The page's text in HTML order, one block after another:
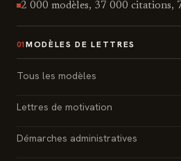
2 000 modèles, 37 000 citations,
01 MODÈLES DE LETTRES
Tous les modèles
Lettres de motivation
Démarches administratives